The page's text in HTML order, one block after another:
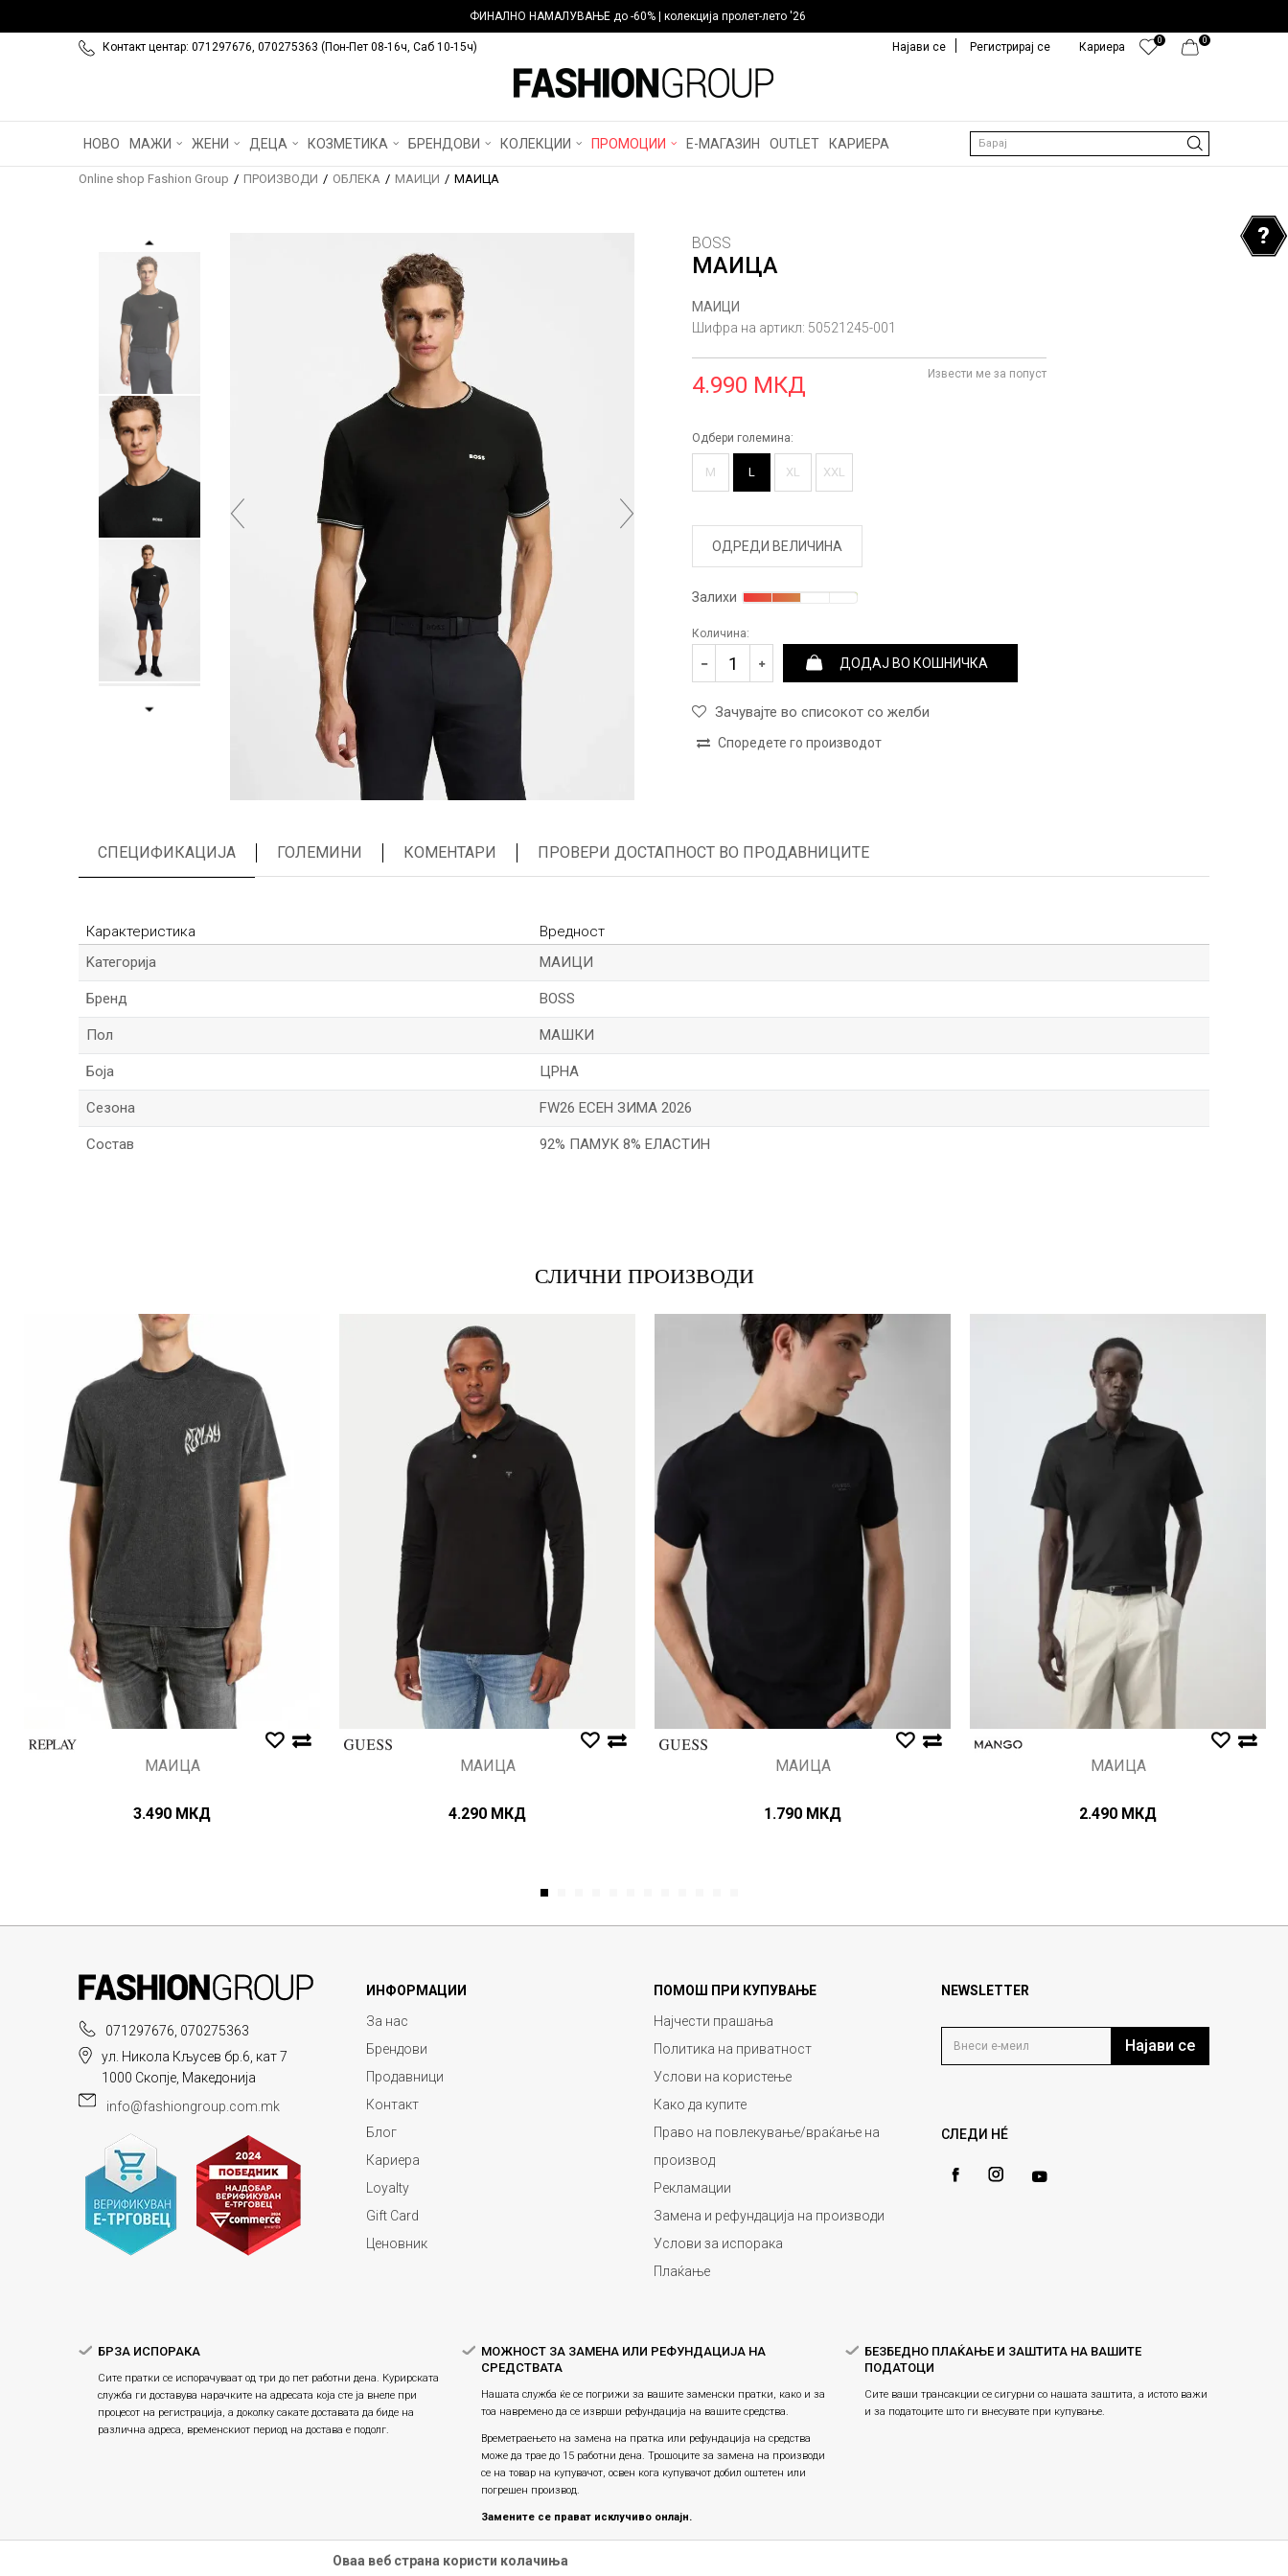
ФИНАЛНО НАМАЛУВАЊЕ до -60% | колекција пролет-лето '26
Контакт центар: 071297676, 070275363 (Пон-Пет 08-16ч, Саб 10-15ч) 0
0
Кариера
Најави се Регистрирај се
НОВО МАЖИ ЖЕНИ ДЕЦА КОЗМЕТИКА БРЕНДОВИ КОЛЕКЦИИ ПРОМОЦИИ Е-МАГАЗИН OUTLET КАРИЕРА Барај
Online shop Fashion Group ПРОИЗВОДИ ОБЛЕКА МАИЦИ МАИЦА
BOSS
МАИЦА
МАИЦИ
Шифра на артикл: 50521245-001
4.990 МКД Извести ме за попуст
Одбери големина:
M L XL XXL
ОДРЕДИ ВЕЛИЧИНА
Залихи
Количина:
ДОДАЈ ВО КОШНИЧКА
Зачувајте во списокот со желби
Споредете го производот
СПЕЦИФИКАЦИЈА ГОЛЕМИНИ КОМЕНТАРИ ПРОВЕРИ ДОСТАПНОСТ ВО ПРОДАВНИЦИТЕ
Карактеристика
Вредност
Kатегорија
МАИЦИ
Бренд BOSS
Пол МАШКИ
Боја ЦРНА
Сезона FW26 ЕСЕН ЗИМА 2026
Состав 92% ПАМУК 8% ЕЛАСТИН
Анти спам заштита - пресметајте колку е 4 + 1 :
ИСПРАТИ
СЛИЧНИ ПРОИЗВОДИ
МАИЦА
3.490 МКД
МАИЦА
4.290 МКД
МАИЦА
1.790 МКД
МАИЦА
2.490 МКД
1
071297676, 070275363
ул. Никола Кљусев бр.6, кат 7
1000 Скопје, Македонија
info@fashiongroup.com.mk
ИНФОРМАЦИИ
За нас
Брендови
Продавници
Контакт
Блог
Кариера
Loyalty
Gift Card
Ценовник
ПОМОШ ПРИ КУПУВАЊЕ
Најчести прашања
Политика на приватност
Услови на користење
Како да купите
Право на повлекување/враќање на
производ
Рекламации
Замена и рефундација на производи
Услови за испорака
Плаќање
NEWSLETTER
Најави се
СЛЕДИ НÉ
БРЗА ИСПОРАКА
Сите пратки се испорачуваат од три до пет работни дена. Курирската
служба ги доставува нарачките на адресата која сте ја внеле при
процесот на регистрација, а доколку сакате доставата да биде на
различна адреса, временскиот период на достава е подолг.
МОЖНОСТ ЗА ЗАМЕНА ИЛИ РЕФУНДАЦИЈА НА
СРЕДСТВАТА
Нашата служба ќе се погрижи за вашите заменски пратки, како и за
тоа навремено да се изврши рефундација на вашите средства.
Времетраењето на замена на пратка или рефундацијa на средства
може да трае до 15 работни дена. Трошоците за замена на производи
се на товар на купувачот, освен кога купувачот добил оштетен или
погрешен производ.
Замените се прават исклучиво онлајн.
Праксата на замена на производите продолжува, истите се
заменуваат единствено онлајн и не е можна физичка замена во
БЕЗБЕДНО ПЛАЌАЊЕ И ЗАШТИТА НА ВАШИТЕ
ПОДАТОЦИ
Сите ваши трансакции се сигурни со нашата заштита, а истото важи
и за податоците што ги внесувате при купување.
Оваа веб страна користи колачиња